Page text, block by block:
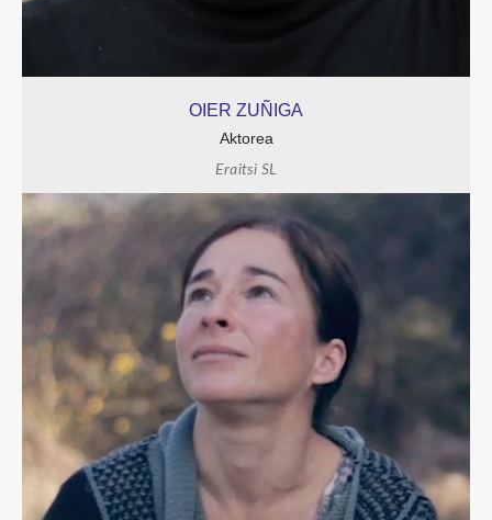
OIER ZUÑIGA
Aktorea
Eraitsi SL